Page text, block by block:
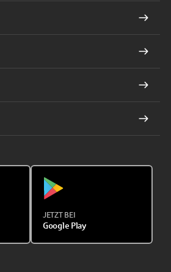
JETZT BEI
Google Play